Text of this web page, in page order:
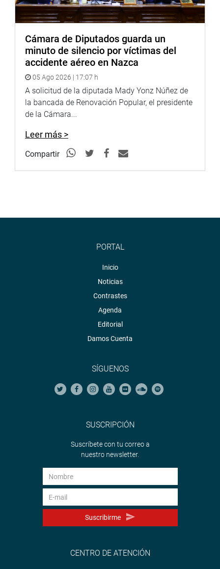
Cámara de Diputados guarda un
minuto de silencio por víctimas del
accidente aéreo en Nazca
05 Ago 2026 | 17:07 h
A solicitud de la diputada Mady Yonz Núñez de
la bancada de Renovación Popular, el presidente
de la Cámara...
Leer más >
Compartir
PORTAL
Inicio
Noticias
Contrastes
Agenda
Editorial
Damos Cuenta
SÍGUENOS
SUSCRIPCIÓN
Suscríbete con tu correo a
nuestro newsletter.
Suscribirme
CENTRO DE ATENCIÓN